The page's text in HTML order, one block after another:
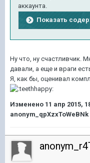
аккаунта.
Показать
Ну что, ну счастливчик.
давали, а еще и враги
Я, как бы, оценивал
Изменено 11 апр 2015,
anonym_qpXzxToWeBNk